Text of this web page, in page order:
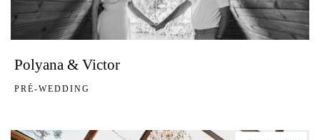
Polyana & Victor
PRÉ-WEDDING